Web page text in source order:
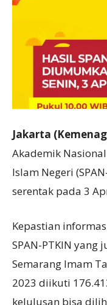
Jakarta
Akademik
Islam Negeri
serentak pada 3
Kepastian
SPAN-PTKIN yang
Semarang Imam
2023 diikuti
kelulusan bisa